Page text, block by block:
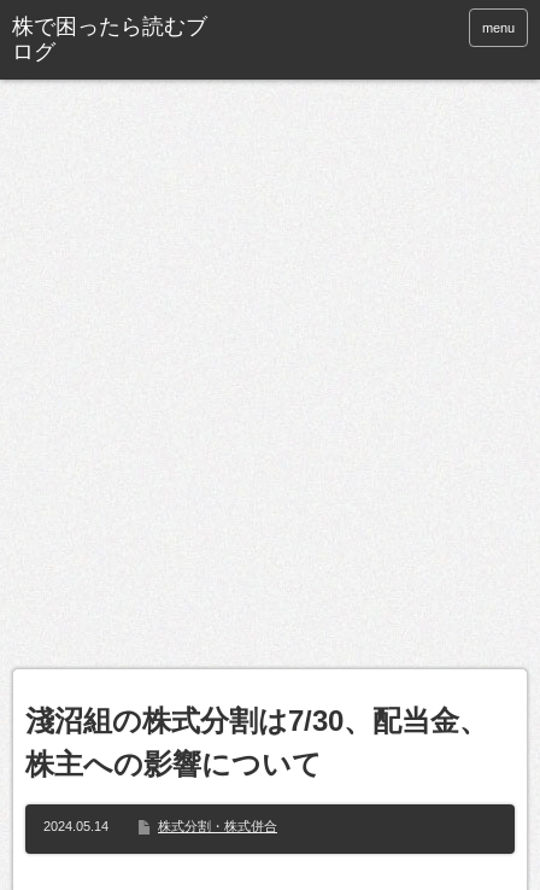
株で困ったら読むブ
ログ
menu
淺沼組の株式分割は7/30、配当金、
株主への影響について
2024.05.14 株式分割・株式併合